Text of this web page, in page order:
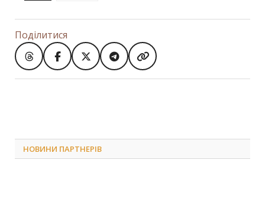
Поділитися
НОВИНИ ПАРТНЕРІВ